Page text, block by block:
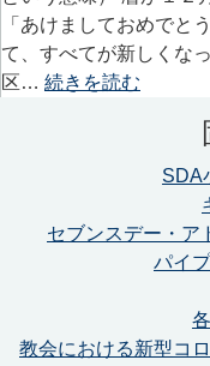
「あけましておめでと
て、すべてが新しくな
区… 続きを読む
SDA
セブンスデー・ア
パイ
教会における新型コ